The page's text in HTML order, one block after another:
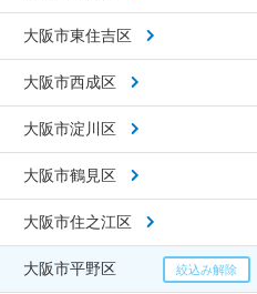
大阪市東住吉区
大阪市西成区
大阪市淀川区
大阪市鶴見区
大阪市住之江区
大阪市平野区